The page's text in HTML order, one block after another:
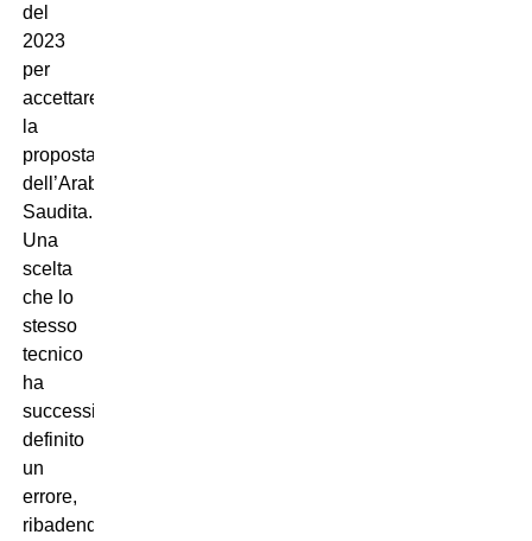
del
2023
per
accettare
la
proposta
dell’Arabia
Saudita.
Una
scelta
che lo
stesso
tecnico
ha
successivamente
definito
un
errore,
ribadendo